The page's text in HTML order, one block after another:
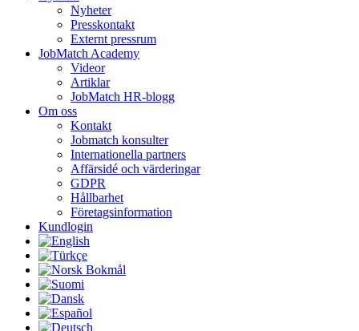
Nyheter
Presskontakt
Externt pressrum
JobMatch Academy
Videor
Artiklar
JobMatch HR-blogg
Om oss
Kontakt
Jobmatch konsulter
Internationella partners
Affärsidé och värderingar
GDPR
Hållbarhet
Företagsinformation
Kundlogin